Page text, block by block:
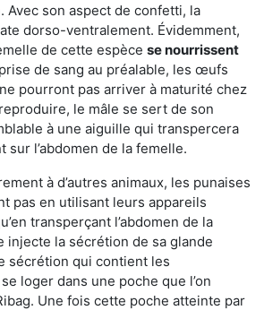
Avec son aspect de confetti, la
dorso-ventralement. Évidemment,
de cette espèce se nourrissent
de sang au préalable, les œufs
pourront pas arriver à maturité chez
le mâle se sert de son
à une aiguille qui transpercera
sur l’abdomen de la femelle.
à d’autres animaux, les punaises
pas en utilisant leurs appareils
transperçant l’abdomen de la
injecte la sécrétion de sa glande
sécrétion qui contient les
loger dans une poche que l’on
Une fois cette poche atteinte par